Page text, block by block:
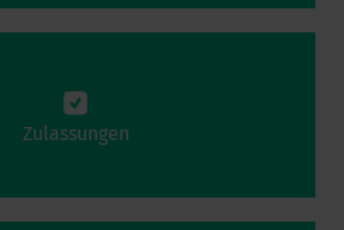
Zulassungen